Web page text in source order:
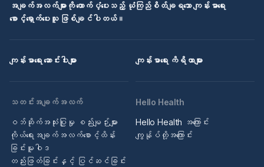
အချက်အလက်များကို ထောက်ပံ့ပေးသည့် ယုံကြည်စိတ်ချရသော ကျန်းမာရေး
စောင့်ရှောက်ပေးသူ ဖြစ်ချင်ပါတယ်။
ကျန်းမာရေး ဆောင်းပါးများ ကျန်းမာရေး ကိရိယာများ
သတင်းအချက်အလက်
ဝဘ်ဆိုက်အသုံးပြုမှု စည်းမျဉ်းများ
ကိုယ်ရေးအချက်အလက်စောင့်ထိန်း
ခြင်းမူဝါဒ
တည်းဖြတ်ခြင်းနှင့် ပြင်ဆင်ခြင်း
Hello Health
Hello Health အကြောင်း
ကျွန်ုပ်တို့အကြောင်း